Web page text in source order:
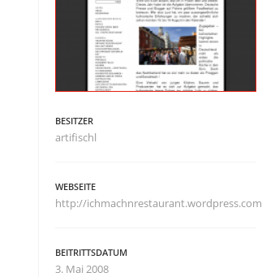
BESITZER
artifischl
WEBSEITE
http://ichmachnrestaurant.wordpress.com
BEITRITTSDATUM
3. Mai 2008